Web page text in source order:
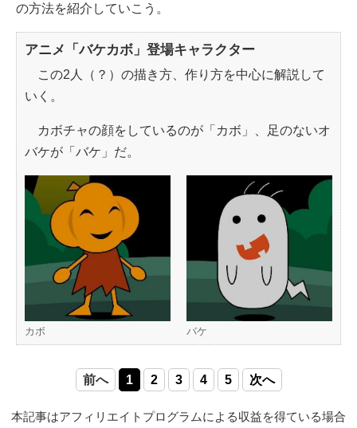
の方法を紹介していこう。
アニメ「バケカボ」登場キャラクター
この2人（？）の描き方、作り方を中心に解説して
いく。
カボチャの顔をしているのが「カボ」、足のないオ
バケが「バケ」だ。
カボ バケ
前へ 1 2 3 4 5 次へ
本記事はアフィリエイトプログラムによる収益を得ている場合